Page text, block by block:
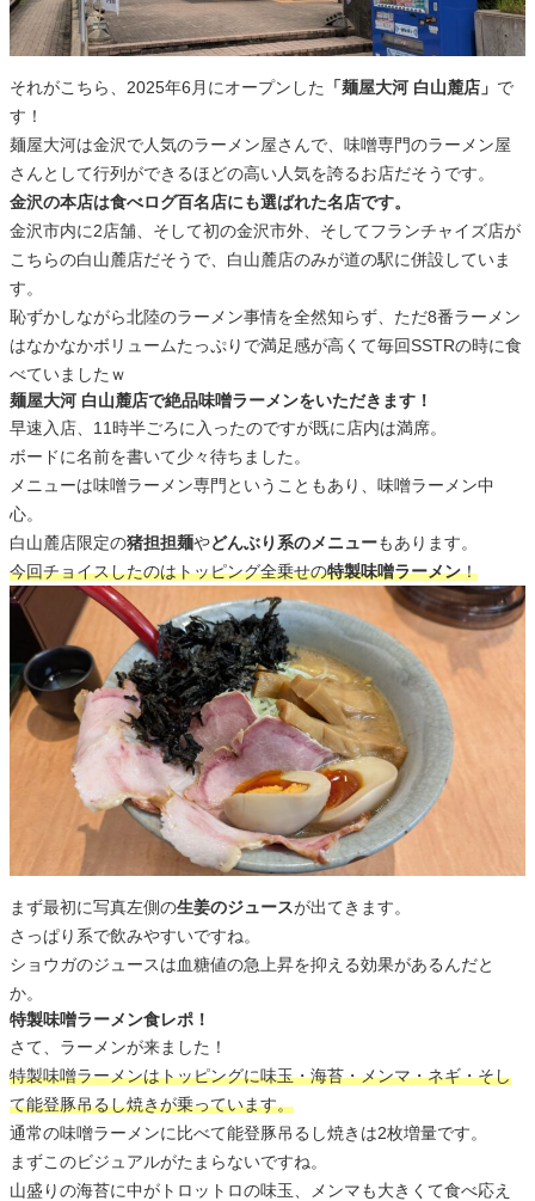
それがこちら、2025年6月にオープンした 「麺屋大河 白山麓店」 で
す！
麺屋大河は金沢で人気のラーメン屋さんで、味噌専門のラーメン屋
さんとして行列ができるほどの高い人気を誇るお店だそうです。
金沢の本店は食べログ百名店にも選ばれた名店です。
金沢市内に2店舗、そして初の金沢市外、そしてフランチャイズ店が
こちらの白山麓店だそうで、白山麓店のみが道の駅に併設していま
す。
恥ずかしながら北陸のラーメン事情を全然知らず、ただ8番ラーメン
はなかなかボリュームたっぷりで満足感が高くて毎回SSTRの時に食
べていましたｗ
麺屋大河 白山麓店で絶品味噌ラーメンをいただきます！
早速入店、11時半ごろに入ったのですが既に店内は満席。
ボードに名前を書いて少々待ちました。
メニューは味噌ラーメン専門ということもあり、味噌ラーメン中
心。
白山麓店限定の猪担担麺やどんぶり系のメニューもあります。
今回チョイスしたのはトッピング全乗せの特製味噌ラーメン！
まず最初に写真左側の生姜のジュースが出てきます。
さっぱり系で飲みやすいですね。
ショウガのジュースは血糖値の急上昇を抑える効果があるんだと
か。
特製味噌ラーメン食レポ！
さて、ラーメンが来ました！
特製味噌ラーメンはトッピングに味玉・海苔・メンマ・ネギ・そし
て能登豚吊るし焼きが乗っています。
通常の味噌ラーメンに比べて能登豚吊るし焼きは2枚増量です。
まずこのビジュアルがたまらないですね。
山盛りの海苔に中がトロットロの味玉、メンマも大きくて食べ応え